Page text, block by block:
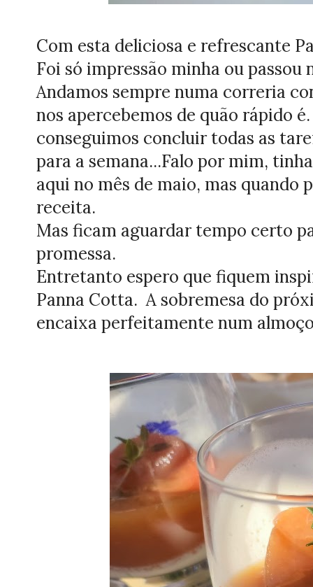
Com esta deliciosa e refrescante
Foi só impressão minha ou passou
Andamos sempre numa correria
nos apercebemos de quão rápido
conseguimos concluir todas as
para a semana...Falo por mim,
aqui no mês de maio, mas
receita.
Mas ficam aguardar tempo certo
promessa.
Entretanto espero que fiquem
Panna Cotta. A sobremesa do
encaixa perfeitamente num